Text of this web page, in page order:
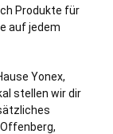
Produkte für
auf jedem
Yonex,
stellen wir dir